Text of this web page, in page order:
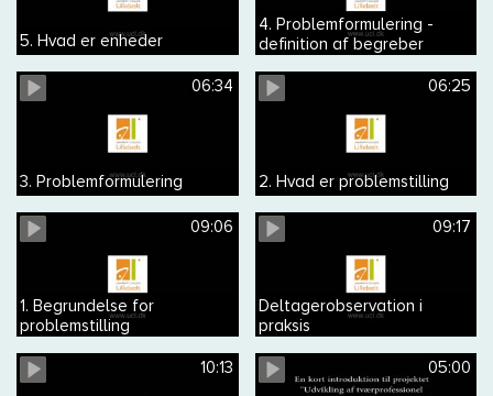
5. Hvad er enheder
4. Problemformulering -
definition af begreber
06:34
3. Problemformulering
06:25
2. Hvad er problemstilling
09:06
1. Begrundelse for
problemstilling
09:17
Deltagerobservation i
praksis
10:13 05:00